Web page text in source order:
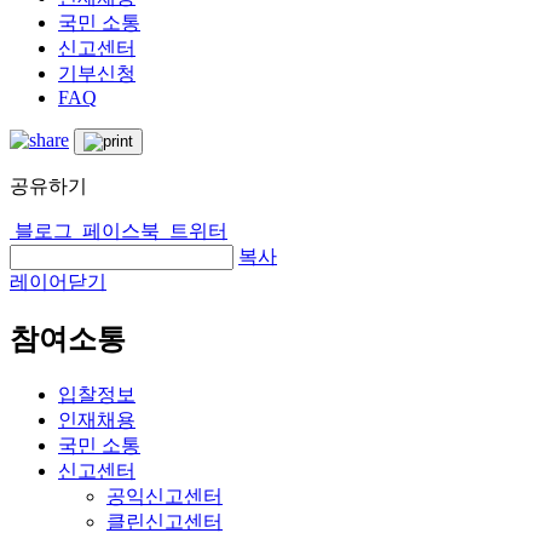
국민 소통
신고센터
기부신청
FAQ
공유하기
블로그 페이스북
트위터
복사
레이어닫기
참여소통
입찰정보
인재채용
국민 소통
신고센터
공익신고센터
클린신고센터